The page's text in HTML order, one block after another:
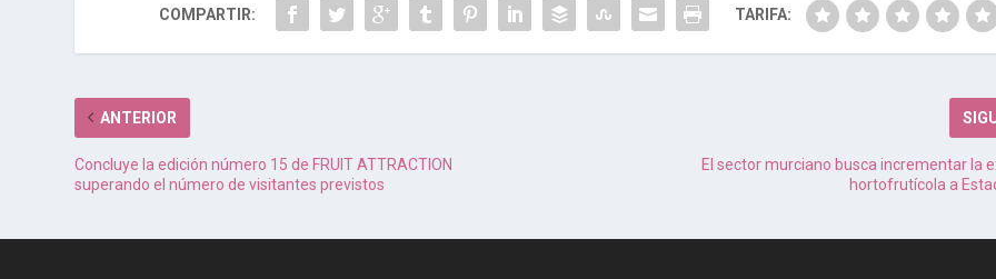
COMPARTIR: TARIFA:
ANTERIOR
Concluye la edición número 15 de FRUIT ATTRACTION
superando el número de visitantes previstos
El sector murciano busca incrementar la
hortofrutícola a